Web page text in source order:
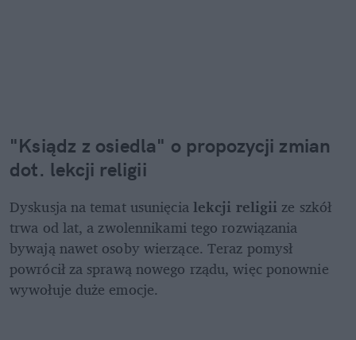
"Ksiądz z osiedla" o propozycji zmian
dot. lekcji religii
Dyskusja na temat usunięcia lekcji religii ze szkół
trwa od lat, a zwolennikami tego rozwiązania
bywają nawet osoby wierzące. Teraz pomysł
powrócił za sprawą nowego rządu, więc ponownie
wywołuje duże emocje.